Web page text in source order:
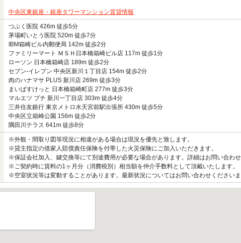
中央区東銀座・銀座タワーマンション賃貸情報
つぶく医院 426m 徒歩5分
茅場町いとう医院 520m 徒歩7分
IBM箱崎ビル内郵便局 142m 徒歩2分
ファミリーマート ＭＳＨ日本橋箱崎ビル店 117m 徒歩1分
ローソン 日本橋箱崎店 189m 徒歩2分
セブン-イレブン 中央区新川１丁目店 154m 徒歩2分
肉のハナマサ PLUS 新川店 269m 徒歩3分
まいばすけっと 日本橋箱崎町店 277m 徒歩3分
マルエツ プチ 新川一丁目店 303m 徒歩4分
三井住友銀行 東京メトロ水天宮前駅出張所 430m 徒歩5分
中央区立箱崎公園 156m 徒歩2分
隅田川テラス 641m 徒歩8分
※外観・間取り図等現況に相違がある場合は現況を優先と致しま
※貸主指定の借家人賠償責任保険を付帯した火災保険にご加入いただきます。
※保証会社加入、鍵交換等にて別途費用が必要な場合があります。詳細はお問い合わせ
※ご契約時に賃料の1ヶ月分（消費税別）相当額を仲介手数料として頂戴いたします。
※空室状況等は変動することがあります。最新状況についてはお問い合わせくださいま